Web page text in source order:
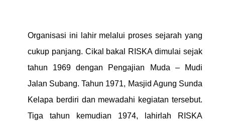
Organisasi ini lahir melalui proses sejarah yang
cukup panjang. Cikal bakal RISKA dimulai sejak
tahun 1969 dengan Pengajian Muda – Mudi
Jalan Subang. Tahun 1971, Masjid Agung Sunda
Kelapa berdiri dan mewadahi kegiatan tersebut.
Tiga tahun kemudian 1974, lahirlah RISKA